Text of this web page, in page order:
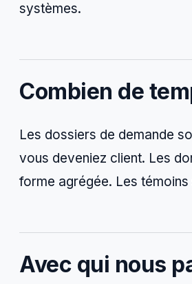
systèmes.
Combien de
Les dossiers de demande
vous deveniez client. Les
forme agrégée. Les
Avec qui nous